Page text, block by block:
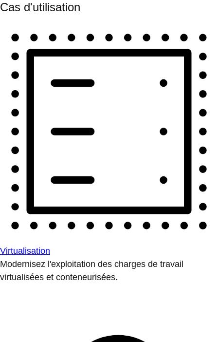
Cas d'utilisation
Virtualisation
Modernisez l'exploitation des charges de travail
virtualisées et conteneurisées.